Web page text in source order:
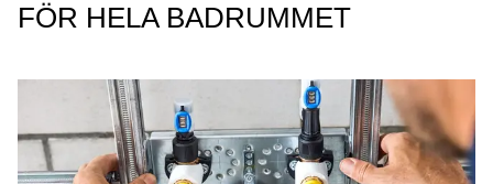
FÖR HELA BADRUMMET